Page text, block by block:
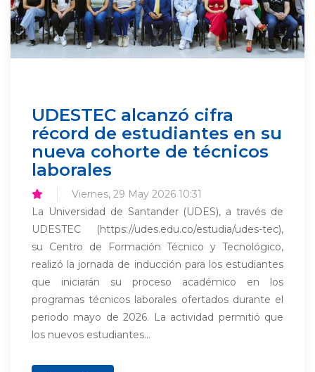
UDESTEC alcanzó cifra
récord de estudiantes en su
nueva cohorte de técnicos
laborales
Viernes, 29 May 2026 10:31
La Universidad de Santander (UDES), a través de
UDESTEC (https://udes.edu.co/estudia/udes-tec),
su Centro de Formación Técnico y Tecnológico,
realizó la jornada de inducción para los estudiantes
que iniciarán su proceso académico en los
programas técnicos laborales ofertados durante el
periodo mayo de 2026. La actividad permitió que
los nuevos estudiantes...